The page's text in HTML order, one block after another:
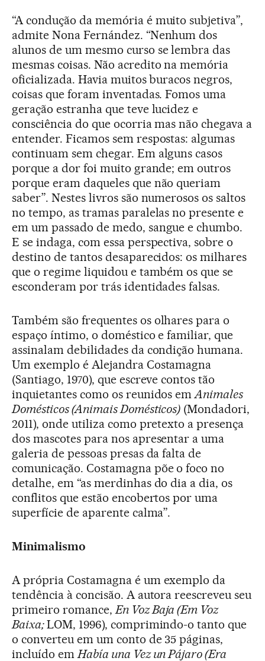
“A condução da memória é muito subjetiva”,
admite Nona Fernández. “Nenhum dos
alunos de um mesmo curso se lembra das
mesmas coisas. Não acredito na memória
oficializada. Havia muitos buracos negros,
coisas que foram inventadas. Fomos uma
geração estranha que teve lucidez e
consciência do que ocorria mas não chegava a
entender. Ficamos sem respostas: algumas
continuam sem chegar. Em alguns casos
porque a dor foi muito grande; em outros
porque eram daqueles que não queriam
saber”. Nestes livros são numerosos os saltos
no tempo, as tramas paralelas no presente e
em um passado de medo, sangue e chumbo.
E se indaga, com essa perspectiva, sobre o
destino de tantos desaparecidos: os milhares
que o regime liquidou e também os que se
esconderam por trás identidades falsas.
Também são frequentes os olhares para o
espaço íntimo, o doméstico e familiar, que
assinalam debilidades da condição humana.
Um exemplo é Alejandra Costamagna
(Santiago, 1970), que escreve contos tão
inquietantes como os reunidos emAnimales
Domésticos (Animais Domésticos) (Mondadori,
2011), onde utiliza como pretexto a presença
dos mascotes para nos apresentar a uma
galeria de pessoas presas da falta de
comunicação. Costamagna põe o foco no
detalhe, em “as merdinhas do dia a dia, os
conflitos que estão encobertos por uma
superfície de aparente calma”.
Minimalismo
A própria Costamagna é um exemplo da
tendência à concisão. A autora reescreveu seu
primeiro romance,En Voz Baja (Em Voz
Baixa;LOM, 1996), comprimindo-o tanto que
o converteu em um conto de 35 páginas,
incluído emHabía una Vez un Pájaro (Era